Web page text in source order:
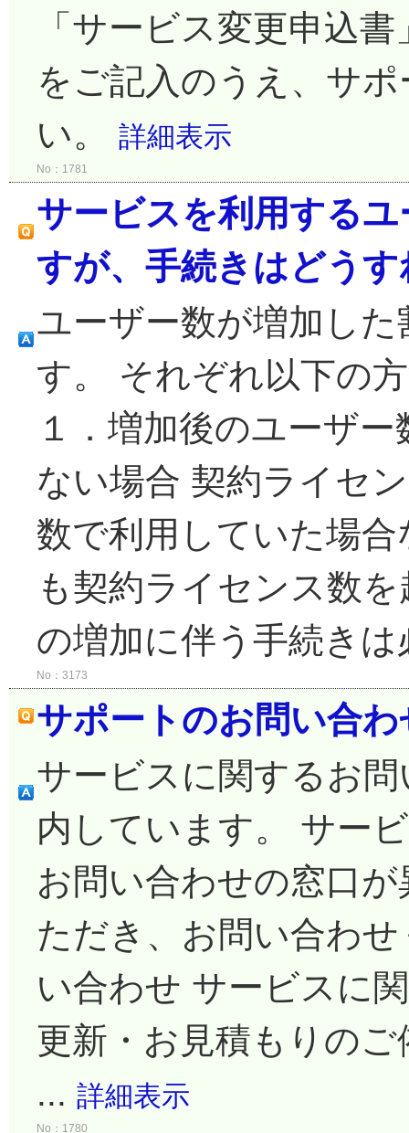
「サービス変更申込
をご記入のうえ、サ
い。
詳細表示
No：1781
サービスを利用する
すが、手続きはどう
ユーザー数が増加し
す。 それぞれ以下の
１．増加後のユーザ
ない場合 契約ライセ
数で利用していた場
も契約ライセンス数
の増加に伴う手続き
No：3173
サポートのお問い合わ
サービスに関するお
内しています。 サー
お問い合わせの窓口
ただき、お問い合わ
い合わせ サービスに
更新・お見積もりの
... 詳細表示
No：1780